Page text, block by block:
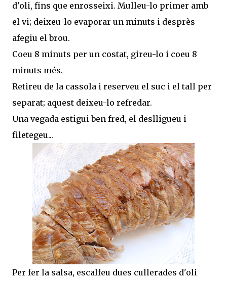
d'oli, fins que enrosseixi. Mulleu-lo primer amb
el vi; deixeu-lo evaporar un minuts i desprès
afegiu el brou.
Coeu 8 minuts per un costat, gireu-lo i coeu 8
minuts més.
Retireu de la cassola i reserveu el suc i el tall per
separat; aquest deixeu-lo refredar.
Una vegada estigui ben fred, el deslligueu i
filetegeu...
Per fer la salsa, escalfeu dues cullerades d'oli